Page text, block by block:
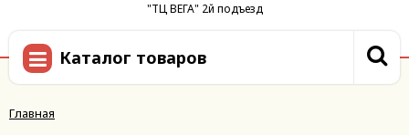
"ТЦ ВЕГА" 2й подъезд
Каталог товаров
Главная